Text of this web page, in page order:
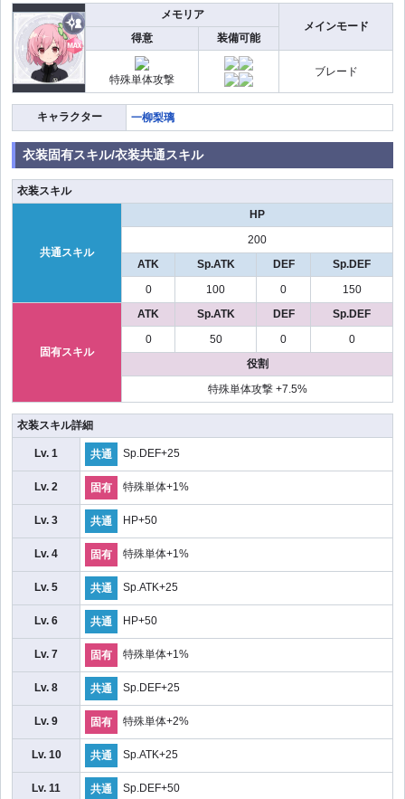
メモリア
メインモード
得意
装備可能
特殊単体攻撃
ブレード
キャラクター 一柳梨璃
衣装固有スキル/衣装共通スキル
衣装スキル
共通スキル
HP
200
ATK
Sp.ATK DEF
Sp.DEF
0
100 0 150
固有スキル
ATK Sp.ATK DEF
Sp.DEF
0
50 0
0
役割
特殊単体攻撃 +7.5%
衣装スキル詳細
Lv. 1 共通 Sp.DEF+25
Lv. 2 固有 特殊単体+1%
Lv. 3 共通 HP+50
Lv. 4 固有 特殊単体+1%
Lv. 5 共通 Sp.ATK+25
Lv. 6 共通 HP+50
Lv. 7 固有 特殊単体+1%
Lv. 8 共通 Sp.DEF+25
Lv. 9 固有 特殊単体+2%
Lv. 10 共通 Sp.ATK+25
Lv. 11 共通 Sp.DEF+50